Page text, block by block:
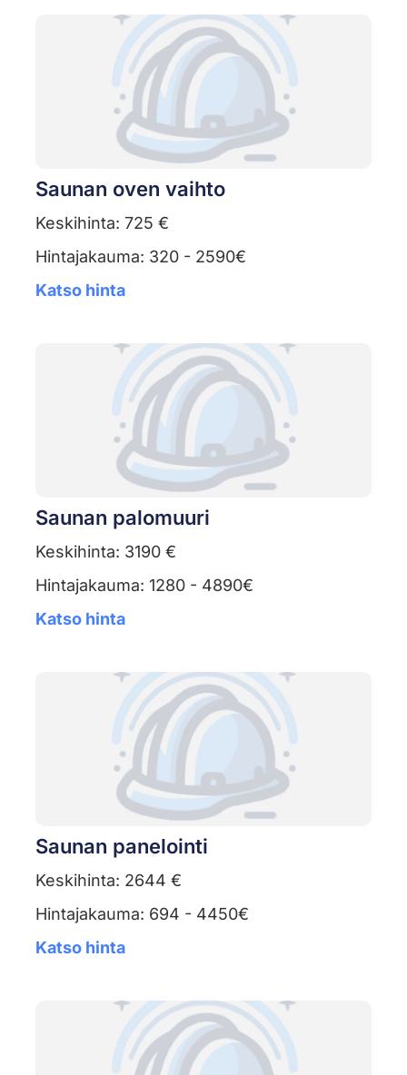
Saunan oven vaihto
Keskihinta: 725 €
Hintajakauma: 320 - 2590€
Katso hinta
Saunan palomuuri
Keskihinta: 3190 €
Hintajakauma: 1280 - 4890€
Katso hinta
Saunan panelointi
Keskihinta: 2644 €
Hintajakauma: 694 - 4450€
Katso hinta